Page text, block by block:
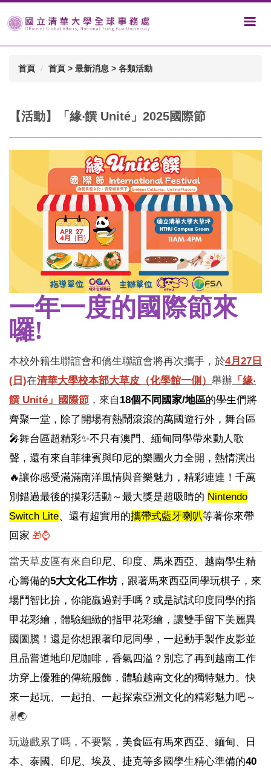
首頁 首頁 > 最新消息 > 各類活動
【活動】「緣‧饌 Unité」2025國際節
一年一度的國際節來
囉!
本校外籍生聯誼會和僑生聯誼會將再次攜手，於4月27日
(日)在清華大學校本部大草皮（化學館一側） 舉辦 「緣‧
饌 Unité」國際節 ，來自18個不同國家/地區的學生們將
齊聚一堂，除了開場有熱鬧滾滾的萬國遊行外，舞台區
🎤舞台區超精彩✨不只有澳門、緬甸同學帶來動人歌
聲，還有來自菲律賓與印尼的樂團火力全開，熱情演出
🔥讓你感受滿滿南洋風情與音樂魅力，精彩連連！千萬
別錯過最後的摸彩活動～最大獎是超吸睛的 Nintendo
Switch Lite、還有超實用的攜帶式藍牙喇叭等著你來帶
回家 🎁⌚
當天草皮區有來自印尼、印度、馬來西亞、越南學生精
心籌備的5大文化工作坊，跟著馬來西亞同學玩棋子，來
場鬥智比拚，你能贏過對手嗎？或是試試印度同學的指
甲花彩繪，體驗細緻的指甲花彩繪，讓雙手留下美麗異
國圖騰！還是你想跟著印尼同學，一起動手製作皮影並
且品嘗道地印尼咖啡，香氣四溢？別忘了再到越南工作
坊穿上優雅的傳統服飾，體驗越南文化的獨特魅力。快
來一起玩、一起拍、一起探索亞洲文化的精彩魅力吧～
✌🌏
玩遊戲累了嗎，不要緊 ，美食區有馬來西亞、緬甸、日
本、泰國、印尼、埃及、捷克等多國學生精心準備的40